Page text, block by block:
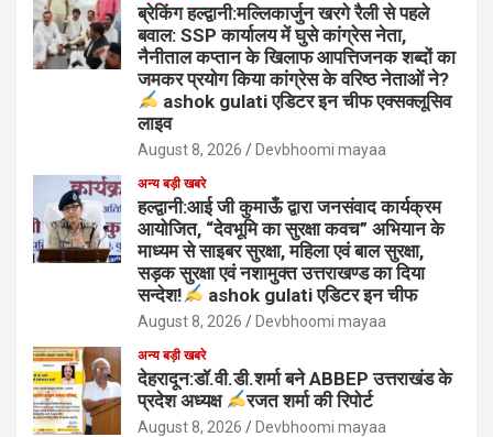
ब्रेकिंग हल्द्वानी:मल्लिकार्जुन खरगे रैली से पहले
बवाल: SSP कार्यालय में घुसे कांग्रेस नेता,
नैनीताल कप्तान के खिलाफ आपत्तिजनक शब्दों का
जमकर प्रयोग किया कांग्रेस के वरिष्ठ नेताओं ने?
ashok gulati एडिटर इन चीफ एक्सक्लूसिव
लाइव
August 8, 2026 Devbhoomi mayaa
अन्य बड़ी खबरे
हल्द्वानी:आई जी कुमाऊँ द्वारा जनसंवाद कार्यक्रम
आयोजित, “देवभूमि का सुरक्षा कवच” अभियान के
माध्यम से साइबर सुरक्षा, महिला एवं बाल सुरक्षा,
सड़क सुरक्षा एवं नशामुक्त उत्तराखण्ड का दिया
सन्देश!
ashok gulati एडिटर इन चीफ
August 8, 2026 Devbhoomi mayaa
अन्य बड़ी खबरे
देहरादून:डॉ.वी.डी.शर्मा बने ABBEP उत्तराखंड के
प्रदेश अध्यक्ष
रजत शर्मा की रिपोर्ट
August 8, 2026 Devbhoomi mayaa